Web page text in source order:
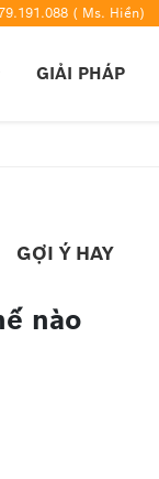
( Ms. Hiền)
GIẢI PHÁP
GỢI Ý HAY
nào